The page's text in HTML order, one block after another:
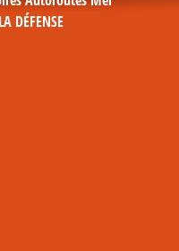
DÉFENSE